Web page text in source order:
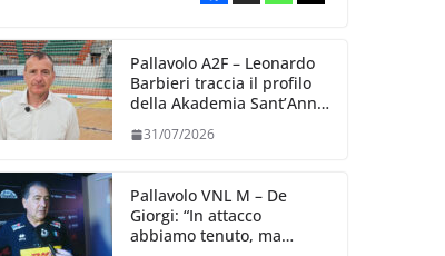
Pallavolo A2F – Leonardo
Barbieri traccia il profilo
della Akademia Sant’Anna
31/07/2026
Pallavolo VNL M – De
Giorgi: “In attacco
abbiamo tenuto, ma